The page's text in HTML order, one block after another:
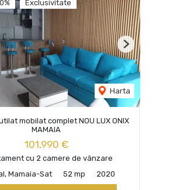
Exclusivitate
Harta
Next
mobilat complet NOU LUX ONIX
MAMAIA
101,990 €
cu 2 camere de vânzare
Mamaia-Sat
52 mp 2020